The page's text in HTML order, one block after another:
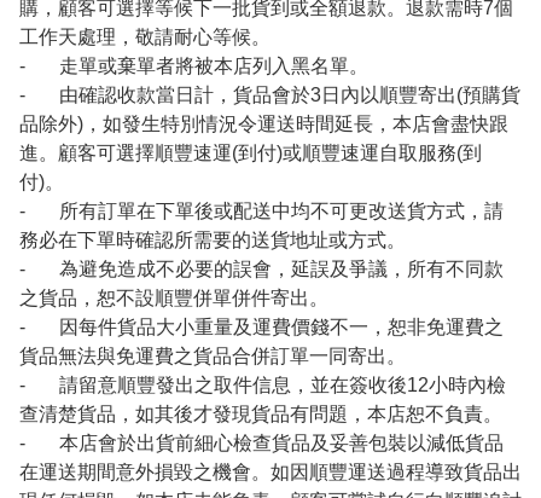
購，顧客可選擇等候下一批貨到或全額退款。退款需時7個
工作天處理，敬請耐心等候。
- 走單或棄單者將被本店列入黑名單。
- 由確認收款當日計，貨品會於3日內以順豐寄出(預購貨
品除外)，如發生特別情況令運送時間延長，本店會盡快跟
進。顧客可選擇順豐速運(到付)或順豐速運自取服務(到
付)。
- 所有訂單在下單後或配送中均不可更改送貨方式，請
務必在下單時確認所需要的送貨地址或方式。
- 為避免造成不必要的誤會，延誤及爭議，所有不同款
之貨品，恕不設順豐併單併件寄出。
- 因每件貨品大小重量及運費價錢不一，恕非免運費之
貨品無法與免運費之貨品合併訂單一同寄出。
- 請留意順豐發出之取件信息，並在簽收後12小時內檢
查清楚貨品，如其後才發現貨品有問題，本店恕不負責。
- 本店會於出貨前細心檢查貨品及妥善包裝以減低貨品
在運送期間意外損毀之機會。如因順豐運送過程導致貨品出